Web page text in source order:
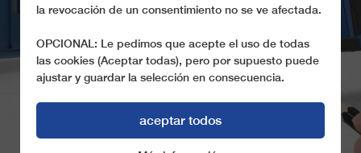
Sistemas y componentes de los teleféricos
la revocación de un consentimiento no se ve afectada.
OPCIONAL: Le pedimos que acepte el uso de todas
las cookies (Aceptar todas), pero por supuesto puede
ajustar y guardar la selección en consecuencia.
aceptar todos